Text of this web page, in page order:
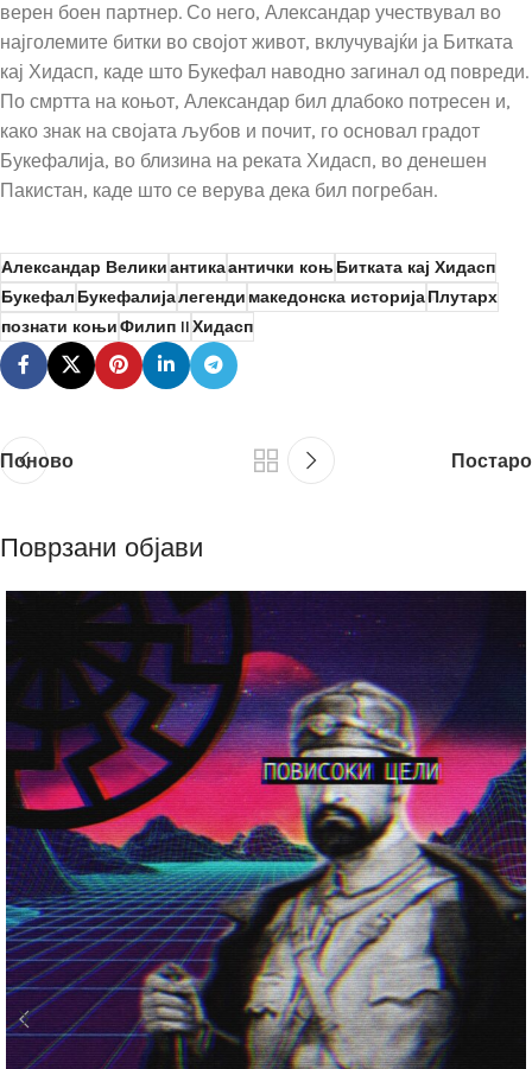
верен боен партнер. Со него, Александар учествувал во
најголемите битки во својот живот, вклучувајќи ја Битката
кај Хидасп, каде што Букефал наводно загинал од повреди.
По смртта на коњот, Александар бил длабоко потресен и,
како знак на својата љубов и почит, го основал градот
Букефалија, во близина на реката Хидасп, во денешен
Пакистан, каде што се верува дека бил погребан.
Александар Великиантикаантички коњБитката кај Хидасп
БукефалБукефалијалегендимакедонска историјаПлутарх
познати коњиФилип IIХидасп
Поново Постаро
Поврзани објави